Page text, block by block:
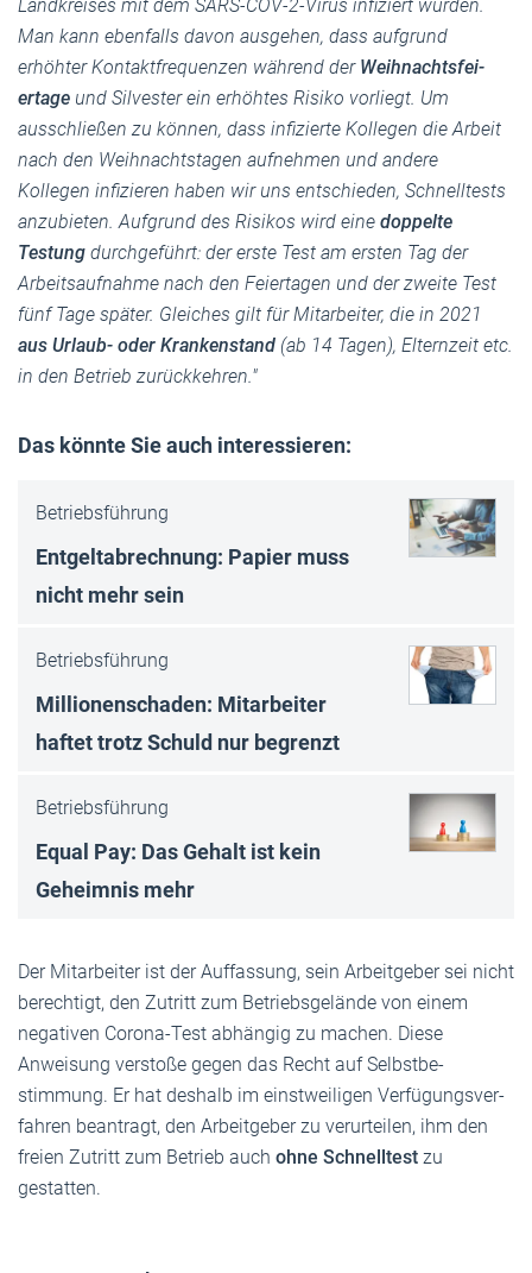
Landkreises mit dem SARS-COV-2-Virus infiziert wurden.
Man kann ebenfalls davon ausgehen, dass aufgrund
erhöhter Kontakt­fre­quenzen während der Weihnachts­fei­
ertage und Silvester ein erhöhtes Risiko vorliegt. Um
ausschließen zu können, dass infizierte Kollegen die Arbeit
nach den Weihnachts­tagen aufnehmen und andere
Kollegen infizieren haben wir uns entschieden, Schnell­tests
anzubieten. Aufgrund des Risikos wird eine doppelte
Testung durch­ge­führt: der erste Test am ersten Tag der
Arbeits­auf­nahme nach den Feier­tagen und der zweite Test
fünf Tage später. Gleiches gilt für Mitar­beiter, die in 2021
aus Urlaub- oder Kranken­stand (ab 14 Tagen), Elternzeit etc.
in den Betrieb zurück­kehren."
Das könnte Sie auch interessieren:
Betriebsführung
Entgeltabrechnung: Papier muss
nicht mehr sein
Betriebsführung
Millionenschaden: Mitarbeiter
haftet trotz Schuld nur begrenzt
Betriebsführung
Equal Pay: Das Gehalt ist kein
Geheimnis mehr
Der Mitarbeiter ist der Auffassung, sein Arbeit­geber sei nicht
berechtigt, den Zutritt zum Betriebs­ge­lände von einem
negativen Corona-Test abhängig zu machen. Diese
Anweisung verstoße gegen das Recht auf Selbst­be­
stimmung. Er hat deshalb im einst­wei­ligen Verfü­gungs­ver­
fahren beantragt, den Arbeit­geber zu verur­teilen, ihm den
freien Zutritt zum Betrieb auch ohne Schnelltest zu
gestatten.